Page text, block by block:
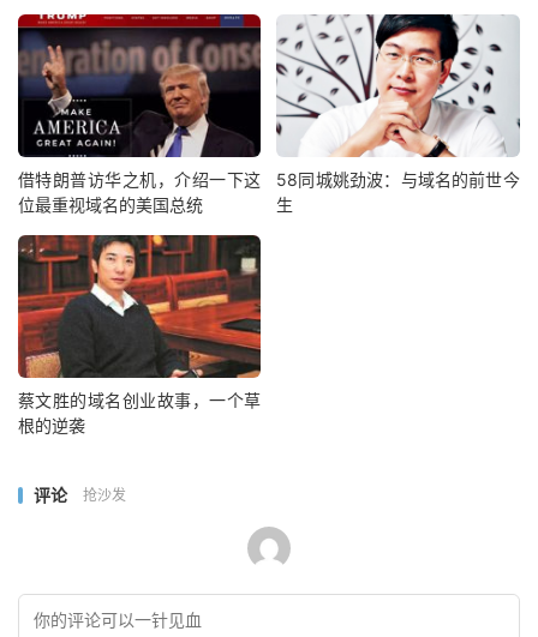
借特朗普访华之机，介绍一下这
位最重视域名的美国总统
58同城姚劲波：与域名的前世今
生
蔡文胜的域名创业故事，一个草
根的逆袭
评论 抢沙发